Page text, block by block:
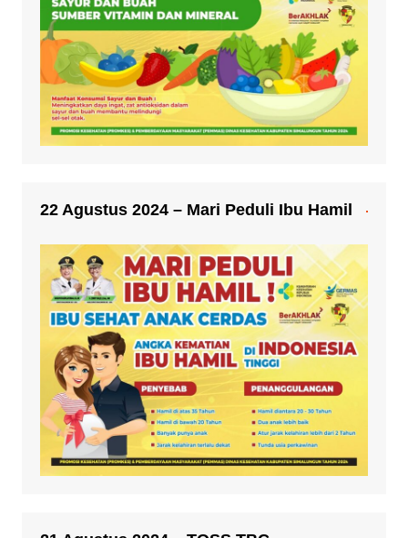
22 Agustus 2024 – Mari Peduli Ibu Hamil